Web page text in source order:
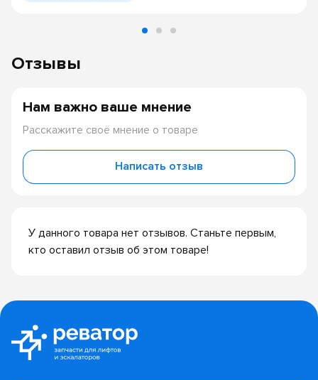
Отзывы
У данного товара нет отзывов. Станьте первым,
кто оставил отзыв об этом товаре!
Нам важно ваше мнение
Расскажите своё мнение о товаре
Написать отзыв